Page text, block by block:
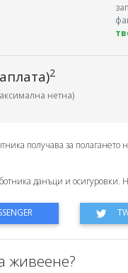
2
нетна)
получава за полагането
данъци и осигуровки.
живеене?